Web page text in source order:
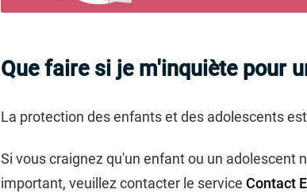
Que faire si je m'inquiète pour
La protection des enfants et des adolescents
Si vous craignez qu'un enfant ou un adolescent
important, veuillez contacter le service Contact